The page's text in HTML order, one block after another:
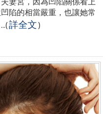
陷的相當嚴重，也讓她常
(詳全文)